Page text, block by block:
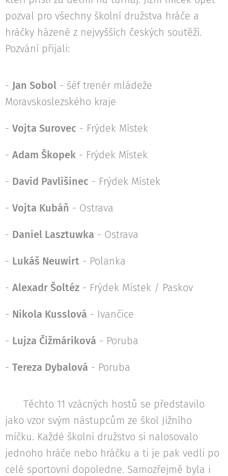
pozval pro všechny školní družstva hráče a
hráčky házené z nejvyšších českých soutěží.
Pozvání přijali:
- Jan Sobol - šéf trenér mládeže
Moravskoslezského kraje
- Vojta Surovec - Frýdek Místek
- Adam Škopek - Frýdek Místek
- David Pavlišinec - Frýdek Místek
- Vojta Kubáň - Ostrava
- Daniel Lasztuwka - Ostrava
- Lukáš Neuwirt - Polanka
- Alexadr Šoltéz - Frýdek Místek / Paskov
- Nikola Kusslová - Ivančice
- Lujza Čižmáriková - Poruba
- Tereza Dybalová - Poruba
Těchto 11 vzácných hostů se představilo
jako vzor svým nástupcům ze škol Jižního
míčku. Každé školní družstvo si nalosovalo
jednoho hráče nebo hráčku a ti je pak vedli po
celé sportovní dopoledne. Samozřejmě byla i